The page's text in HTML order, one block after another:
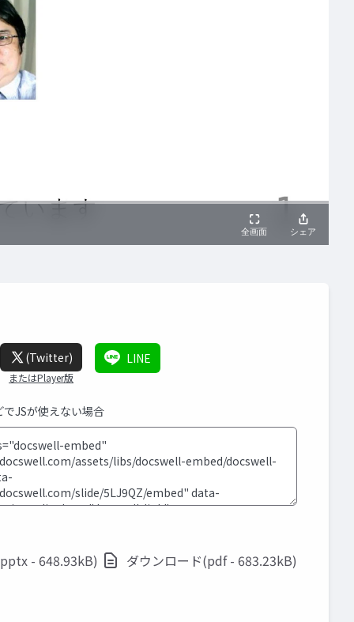
(Twitter)
またはPlayer版
LINE
でJSが使えない場合
- 648.93kB) ダウンロード(pdf - 683.23kB)